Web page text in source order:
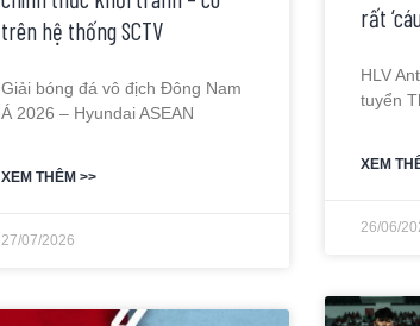
trên hệ thống SCTV
Giải bóng đá vô địch Đông Nam
Á 2026 – Hyundai ASEAN
XEM THÊM >>
27/07/2026
rất
HLV
tuyển
XEM
26/06/